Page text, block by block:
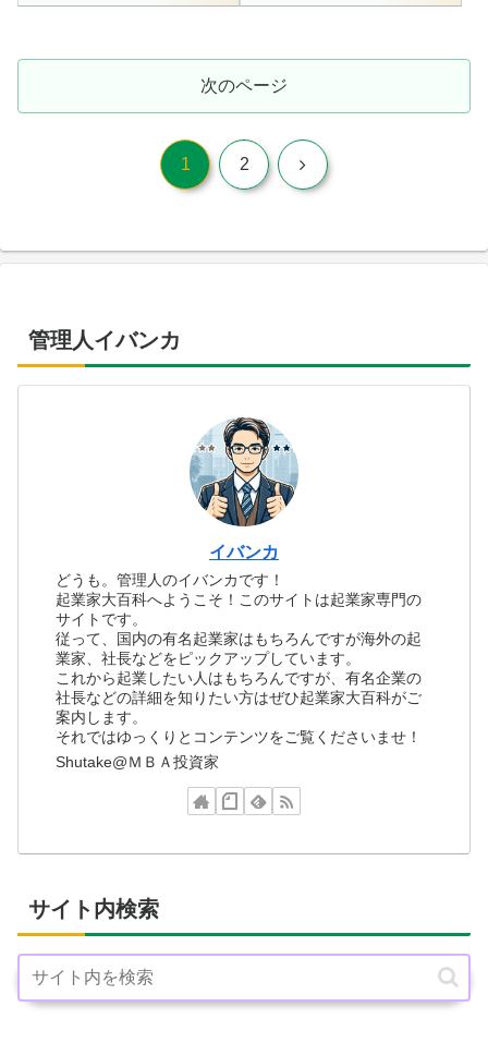
次のページ
1 2 次
管理人イバンカ
イバンカ
どうも。管理人のイバンカです！
起業家大百科へようこそ！このサイトは起業家専門の
サイトです。
従って、国内の有名起業家はもちろんですが海外の起
業家、社長などをピックアップしています。
これから起業したい人はもちろんですが、有名企業の
社長などの詳細を知りたい方はぜひ起業家大百科がご
案内します。
それではゆっくりとコンテンツをご覧くださいませ！
Shutake@ＭＢＡ投資家
サイト内検索